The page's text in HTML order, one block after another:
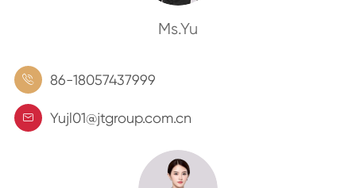
Ms.Yu
 86-18057437999
 Yujl01@jtgroup.com.cn